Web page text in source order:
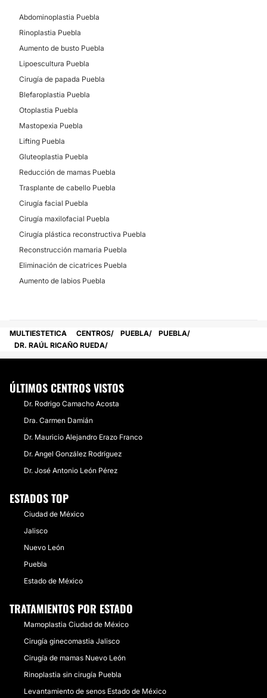
Abdominoplastia Puebla
Rinoplastia Puebla
Aumento de busto Puebla
Lipoescultura Puebla
Cirugía de papada Puebla
Blefaroplastia Puebla
Otoplastia Puebla
Mastopexia Puebla
Lifting Puebla
Gluteoplastia Puebla
Reducción de mamas Puebla
Trasplante de cabello Puebla
Cirugía facial Puebla
Cirugía maxilofacial Puebla
Cirugía plástica reconstructiva Puebla
Reconstrucción mamaria Puebla
Eliminación de cicatrices Puebla
Aumento de labios Puebla
MULTIESTETICA CENTROS PUEBLA
PUEBLA
DR. RAÚL RICAÑO RUEDA
ÚLTIMOS CENTROS VISTOS
Dr. Rodrigo Camacho Acosta
Dra. Carmen Damián
Dr. Mauricio Alejandro Erazo Franco
Dr. Angel González Rodríguez
Dr. José Antonio León Pérez
ESTADOS TOP
Ciudad de México
Jalisco
Nuevo León
Puebla
Estado de México
TRATAMIENTOS POR ESTADO
Mamoplastia Ciudad de México
Cirugía ginecomastia Jalisco
Cirugía de mamas Nuevo León
Rinoplastia sin cirugía Puebla
Levantamiento de senos Estado de México